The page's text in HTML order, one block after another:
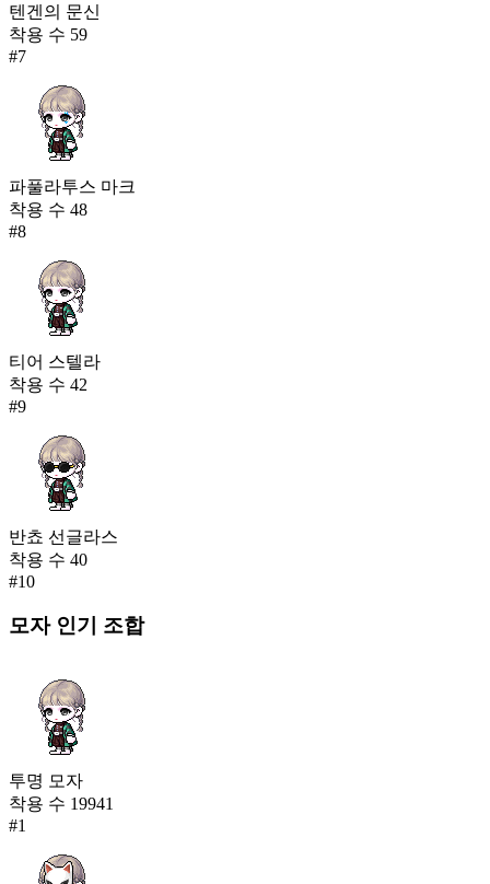
텐겐의 문신
착용 수 59
#7
파풀라투스 마크
착용 수 48
#8
티어 스텔라
착용 수 42
#9
반쵸 선글라스
착용 수 40
#10
모자인기 조합
투명 모자
착용 수 19941
#1